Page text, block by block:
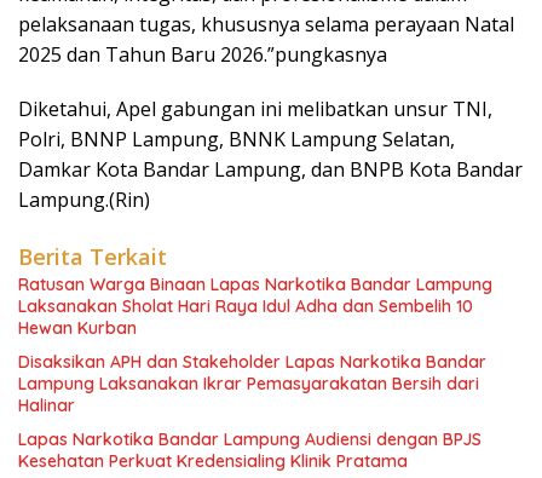
pelaksanaan tugas, khususnya selama perayaan Natal
2025 dan Tahun Baru 2026.”pungkasnya
Diketahui, Apel gabungan ini melibatkan unsur TNI,
Polri, BNNP Lampung, BNNK Lampung Selatan,
Damkar Kota Bandar Lampung, dan BNPB Kota Bandar
Lampung.(Rin)
Berita Terkait
Ratusan Warga Binaan Lapas Narkotika Bandar Lampung
Laksanakan Sholat Hari Raya Idul Adha dan Sembelih 10
Hewan Kurban
Disaksikan APH dan Stakeholder Lapas Narkotika Bandar
Lampung Laksanakan Ikrar Pemasyarakatan Bersih dari
Halinar
Lapas Narkotika Bandar Lampung Audiensi dengan BPJS
Kesehatan Perkuat Kredensialing Klinik Pratama